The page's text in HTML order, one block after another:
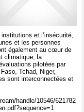
et l’insécurité,
et les personnes
également au cœur de
climatique, la
pilotées par
Tchad, Niger,
sont interconnectées et
handle/10546/621782